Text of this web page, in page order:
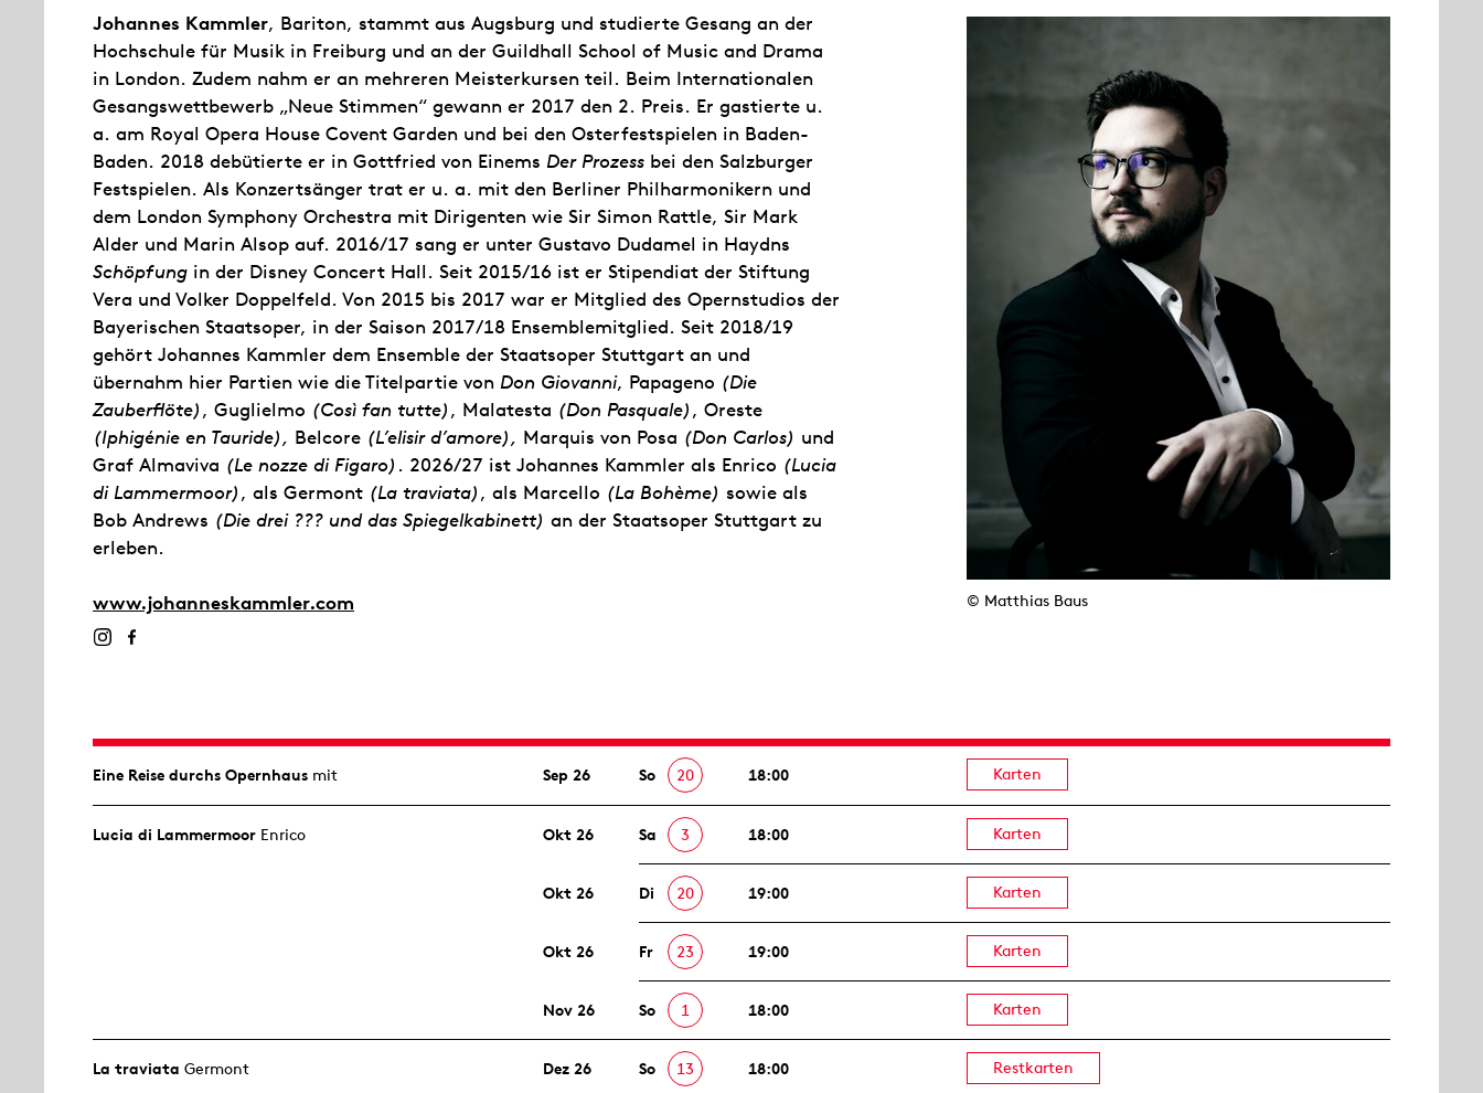
Johannes Kammler, Bariton, stammt aus Augsburg und studierte Gesang an der
Hochschule für Musik in Freiburg und an der Guildhall School of Music and Drama
in London. Zudem nahm er an mehreren Meisterkursen teil. Beim Internationalen
Gesangswettbewerb „Neue Stimmen“ gewann er 2017 den 2. Preis. Er gastierte u.
a. am Royal Opera House Covent Garden und bei den Osterfestspielen in Baden-
Baden. 2018 debütierte er in Gottfried von Einems Der Prozess bei den Salzburger
Festspielen. Als Konzertsänger trat er u. a. mit den Berliner Philharmonikern und
dem London Symphony Orchestra mit Dirigenten wie Sir Simon Rattle, Sir Mark
Alder und Marin Alsop auf. 2016/17 sang er unter Gustavo Dudamel in Haydns
Schöpfung in der Disney Concert Hall. Seit 2015/16 ist er Stipendiat der Stiftung
Vera und Volker Doppelfeld. Von 2015 bis 2017 war er Mitglied des Opernstudios der
Bayerischen Staatsoper, in der Saison 2017/18 Ensemblemitglied. Seit 2018/19
gehört Johannes Kammler dem Ensemble der Staatsoper Stuttgart an und
übernahm hier Partien wie die Titelpartie von Don Giovanni, Papageno (Die
Zauberflöte), Guglielmo (Così fan tutte), Malatesta (Don Pasquale), Oreste
(Iphigénie en Tauride), Belcore (L’elisir d’amore), Marquis von Posa (Don Carlos) und
Graf Almaviva (Le nozze di Figaro) . 2026/27 ist Johannes Kammler als Enrico (Lucia
di Lammermoor), als Germont (La traviata), als Marcello (La Bohème) sowie als
Bob Andrews (Die drei ??? und das Spiegelkabinett) an der Staatsoper Stuttgart zu
erleben.
www.johanneskammler.com © Matthias Baus
Eine Reise durchs Opernhaus mit Sep 26 So 20 18:00 Karten
Lucia di Lammermoor Enrico Okt 26 Sa 3 18:00 Karten
Okt 26 Di 20 19:00 Karten
Okt 26 Fr 23 19:00 Karten
Nov 26 So 1 18:00 Karten
La traviata Germont Dez 26 So 13 18:00 Restkarten